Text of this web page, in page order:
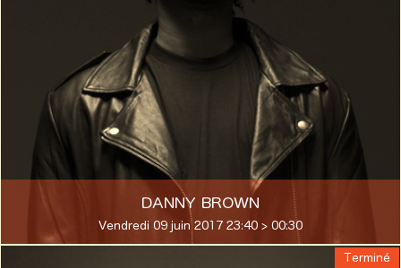
DANNY BROWN
Vendredi 09 juin 2017 23:40 > 00:30
Terminé